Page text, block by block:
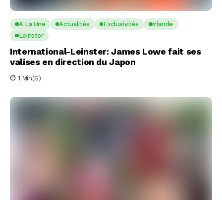
A La Une Actualités Exclusivités
Irlande
Leinster
International-Leinster: James Lowe fait ses
valises en direction du Japon
1 Min(s)